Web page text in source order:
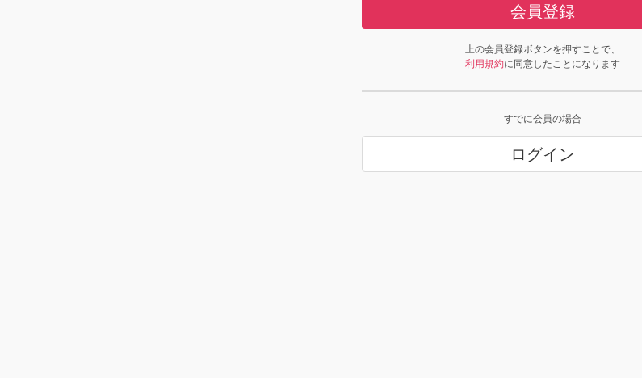
会員登録
上の会員登録ボタンを押すことで、
利用規約に同意したことになります
すでに会員の場合
ログイン